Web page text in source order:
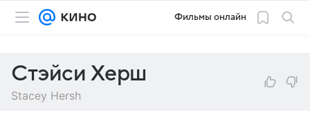
Фильмы онлайн
Стэйси Херш
Stacey Hersh